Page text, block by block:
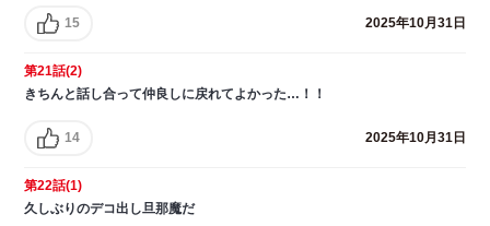
15 2025年10月31日
第21話(2)
きちんと話し合って仲良しに戻れてよかった…！！
14 2025年10月31日
第22話(1)
久しぶりのデコ出し旦那魔だ